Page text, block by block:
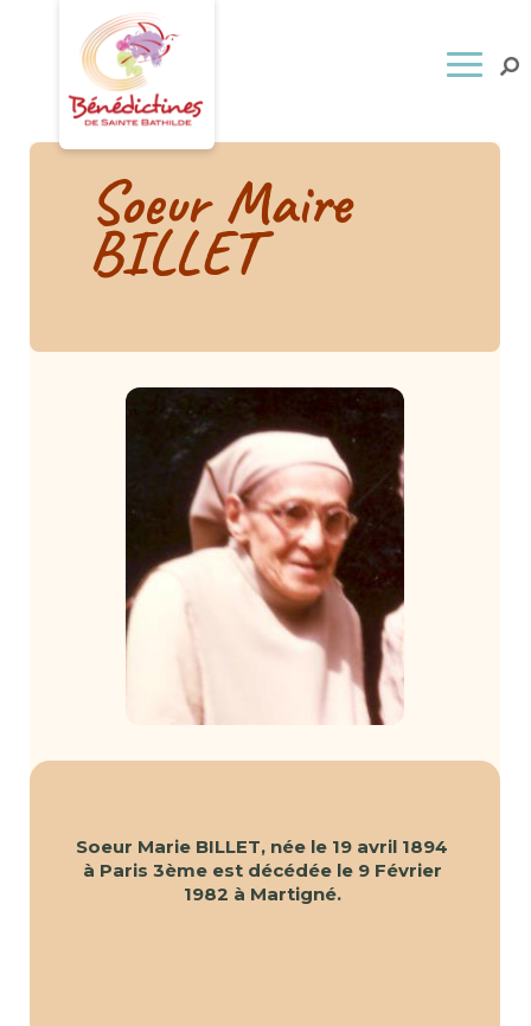
Soeur Maire
BILLET
Soeur Marie BILLET, née le 19 avril 1894
à Paris 3ème est décédée le 9 Février
1982 à Martigné.